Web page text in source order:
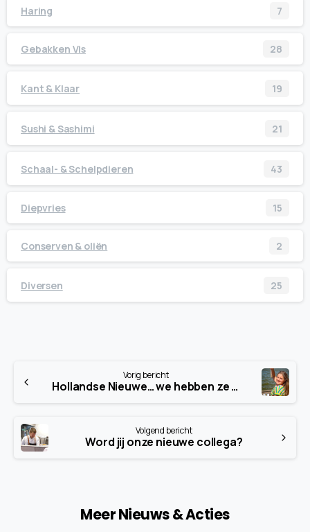
Haring 7
Gebakken Vis 28
Kant & Klaar 19
Sushi & Sashimi 21
Schaal- & Schelpdieren 43
Diepvries 15
Conserven & oliën 2
Diversen 25
Reading
Vorig bericht
Hollandse Nieuwe… we hebben ze weer!
Volgend bericht
Word jij onze nieuwe collega?
Meer Nieuws & Acties